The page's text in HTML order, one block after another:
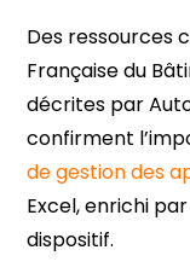
Des ressources
Française du
décrites par
confirment
de gestion des
Excel, enrichi
dispositif.